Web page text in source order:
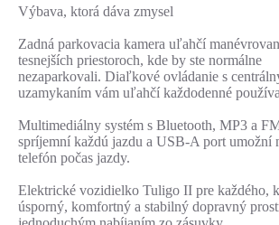
Výbava, ktorá dáva zmysel
Zadná parkovacia kamera uľahčí
tesnejších priestoroch, kde by ste normálne
nezaparkovali. Diaľkové ovládanie s
uzamykaním vám uľahčí každodenné
Multimediálny systém s Bluetooth, MP3 a
spríjemní každú jazdu a USB-A port umožní
telefón počas jazdy.
Elektrické vozidielko Tuligo II pre každého,
úsporný, komfortný a stabilný dopravný